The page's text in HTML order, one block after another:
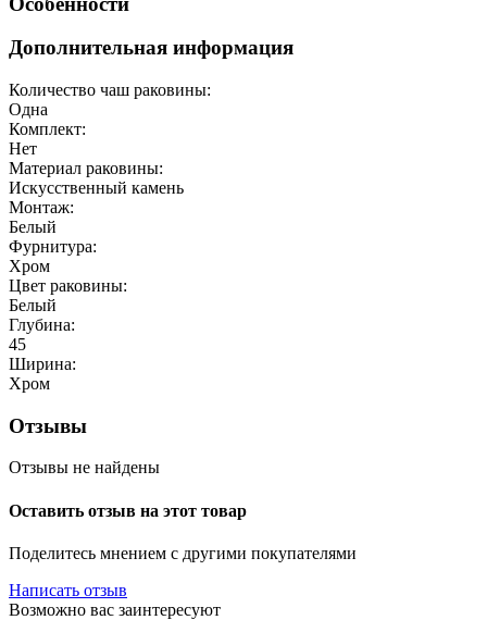
Дополнительная информация
Количество чаш раковины:
Одна
Комплект:
Нет
Материал раковины:
Искусственный камень
Монтаж:
Белый
Фурнитура:
Хром
Цвет раковины:
Белый
Глубина:
45
Ширина:
Хром
Отзывы
Отзывы не найдены
Оставить отзыв на этот товар
Поделитесь мнением с другими покупателями
Написать отзыв
Возможно вас заинтересуют